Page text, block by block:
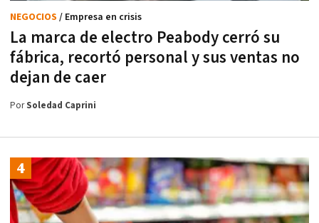
La marca de electro Peabody cerró su
fábrica, recortó personal y sus ventas no
dejan de caer
NEGOCIOS / Empresa en crisis
PorSoledad Caprini